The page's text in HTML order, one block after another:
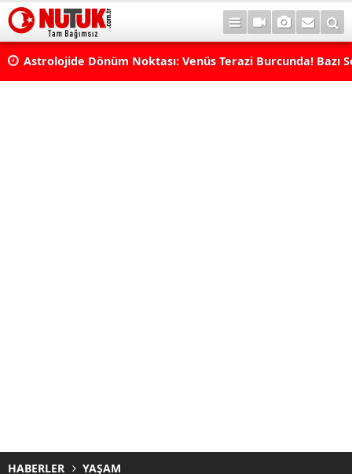
Astrolojide Dönüm Noktası: Venüs Terazi Burcunda! Bazı
HABERLER YAŞAM